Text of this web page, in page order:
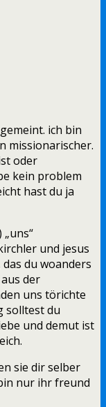
ich bin
missionarischer.
oder
kein problem
hast du ja
und jesus
du woanders
der
uns törichte
solltest du
und demut ist
sie dir selber
nur ihr freund